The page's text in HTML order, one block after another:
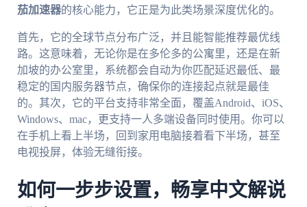
茄加速器的核心能力，它正是为此类场景深度优化的。
首先，它的全球节点分布广泛，并且能智能推荐最优线
路。这意味着，无论你是在多伦多的公寓里，还是在新
加坡的办公室里，系统都会自动为你匹配延迟最低、最
稳定的国内服务器节点，确保你的连接起点就是最佳
的。其次，它的平台支持非常全面，覆盖Android、iOS、
Windows、mac，更支持一人多端设备同时使用。你可以
在手机上看上半场，回到家用电脑接着看下半场，甚至
电视投屏，体验无缝衔接。
如何一步步设置，畅享中文解说